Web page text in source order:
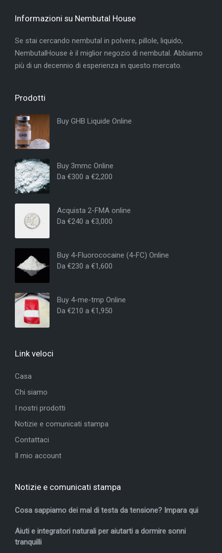
Informazioni su Nembutal House
Se stai cercando nembutal in polvere, pillole, liquido,
NembutalHouse è il miglior negozio di nembutal. Abbiamo
più di un decennio di esperienza in questo mercato.
Prodotti
Buy GHB Liquide Online
Buy 3mmc Online
Da €300 a €2,200
Acquista 2-FMA online
Da €240 a €3,000
Buy 4-Fluorococaine (4-FC) Online
Da €230 a €1,600
Buy 4-me-tmp Online
Da €210 a €1,950
Link veloci
Casa
Chi siamo
I nostri prodotti
Notizie e comunicati stampa
Contattaci
Il mio account
Notizie e comunicati stampa
Cosa sappiamo dei mal di testa da tensione? Impara qui
Aiuti e integratori naturali per aiutarti a dormire sonni
tranquilli